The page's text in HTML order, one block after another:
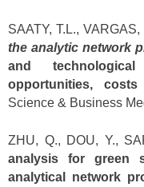
SAATY, T.L.,
the analytic network
and
opportunities,
Science & Business
ZHU, Q., DOU, Y.,
analysis for green
analytical network